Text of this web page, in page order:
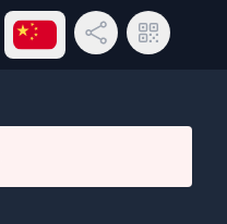
打开语言菜单分享链接二维码